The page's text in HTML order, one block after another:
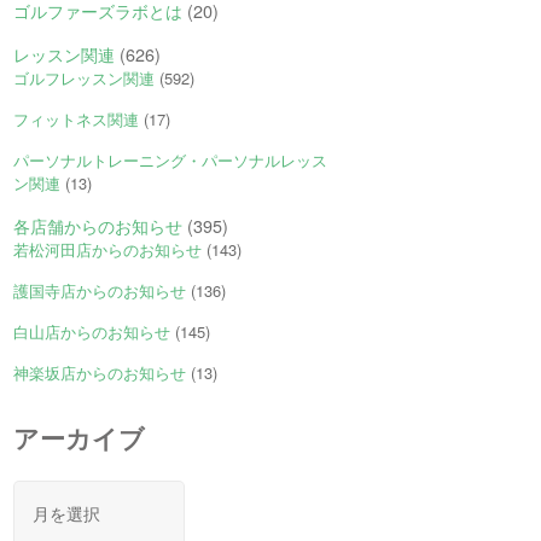
ゴルファーズラボとは (20)
レッスン関連 (626)
ゴルフレッスン関連 (592)
フィットネス関連 (17)
パーソナルトレーニング・パーソナルレッス
ン関連 (13)
各店舗からのお知らせ (395)
若松河田店からのお知らせ (143)
護国寺店からのお知らせ (136)
白山店からのお知らせ (145)
神楽坂店からのお知らせ (13)
アーカイブ